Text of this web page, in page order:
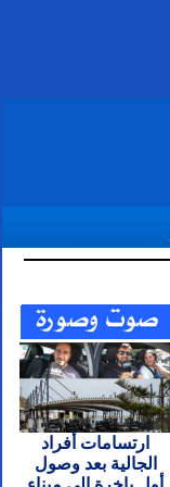
ارتسامات أفراد
الجالية بعد وصول